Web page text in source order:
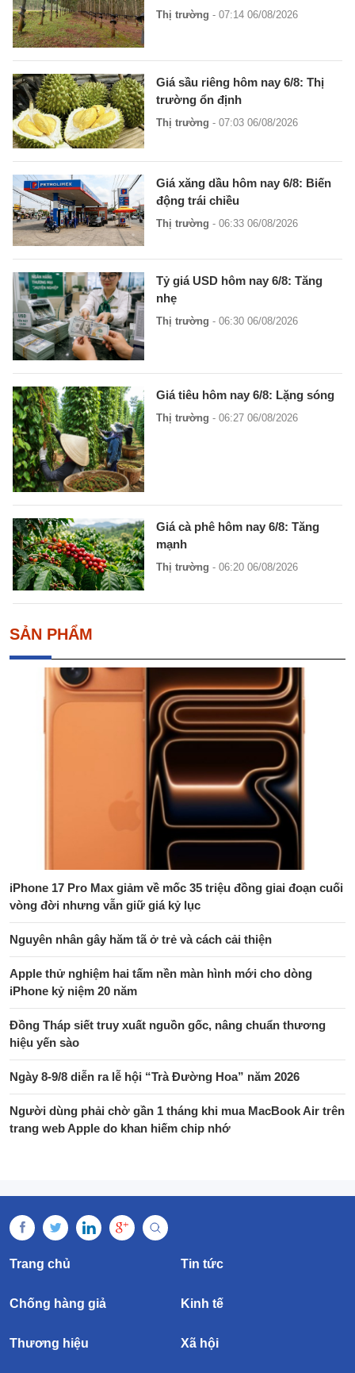
Thị trường - 07:14 06/08/2026
Giá sầu riêng hôm nay 6/8: Thị
trường ổn định
Thị trường - 07:03 06/08/2026
Giá xăng dầu hôm nay 6/8: Biến
động trái chiều
Thị trường - 06:33 06/08/2026
Tỷ giá USD hôm nay 6/8: Tăng
nhẹ
Thị trường - 06:30 06/08/2026
Giá tiêu hôm nay 6/8: Lặng sóng
Thị trường - 06:27 06/08/2026
Giá cà phê hôm nay 6/8: Tăng
mạnh
Thị trường - 06:20 06/08/2026
SẢN PHẨM
iPhone 17 Pro Max giảm về mốc 35 triệu đồng giai đoạn cuối
vòng đời nhưng vẫn giữ giá kỷ lục
Nguyên nhân gây hăm tã ở trẻ và cách cải thiện
Apple thử nghiệm hai tấm nền màn hình mới cho dòng
iPhone kỷ niệm 20 năm
Đồng Tháp siết truy xuất nguồn gốc, nâng chuẩn thương
hiệu yến sào
Ngày 8-9/8 diễn ra lễ hội “Trà Đường Hoa” năm 2026
Người dùng phải chờ gần 1 tháng khi mua MacBook Air trên
trang web Apple do khan hiếm chip nhớ
Trang chủ Tin tức
Chống hàng giả Kinh tế
Thương hiệu Xã hội